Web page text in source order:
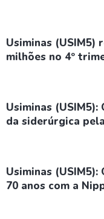
Usiminas (USIM5)
milhões no 4º
Usiminas
da siderúrgica
Usiminas
70 anos com a